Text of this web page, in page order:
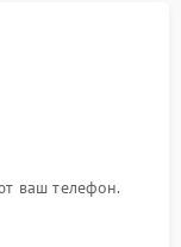
ваш телефон.